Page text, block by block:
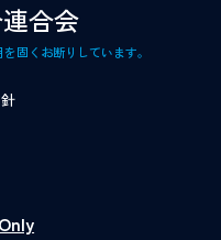
合会
固くお断りしています。